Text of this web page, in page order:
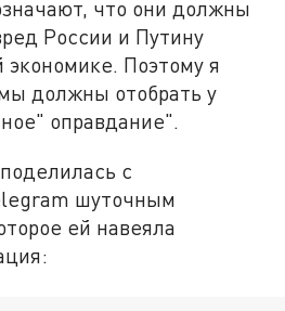
что они должны
России и Путину
Поэтому я
должны отобрать у
оправдание".
с
шуточным
ей навеяла